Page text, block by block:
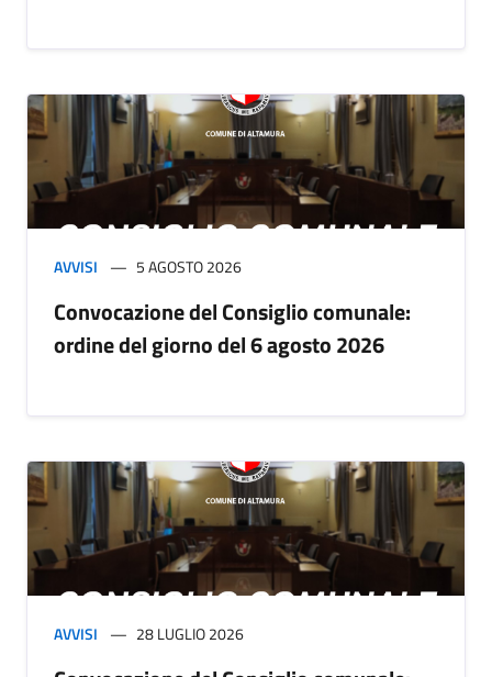
AVVISI 5 AGOSTO 2026
Convocazione del Consiglio comunale:
ordine del giorno del 6 agosto 2026
AVVISI 28 LUGLIO 2026